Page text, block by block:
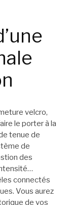
velcro,
le porter à la
tenue de
de
des
connectés
Vous aurez
de vos